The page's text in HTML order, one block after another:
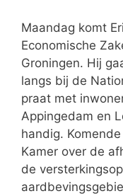
Maandag komt
Economische
Groningen. Hij
langs bij de
praat met
Appingedam en
handig.
Kamer over de
de